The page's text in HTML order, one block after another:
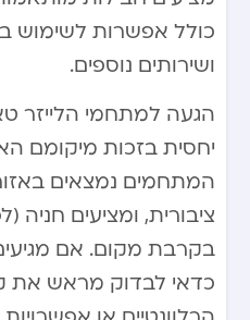
כולל אפשרות לשימוש
ושירותים נוספים.
הגעה למתחמי הלייזר
יחסית בזכות מיקומם
המתחמים נמצאים
ציבורית, ומציעים
בקרבת מקום. אם
כדאי לבדוק מראש את